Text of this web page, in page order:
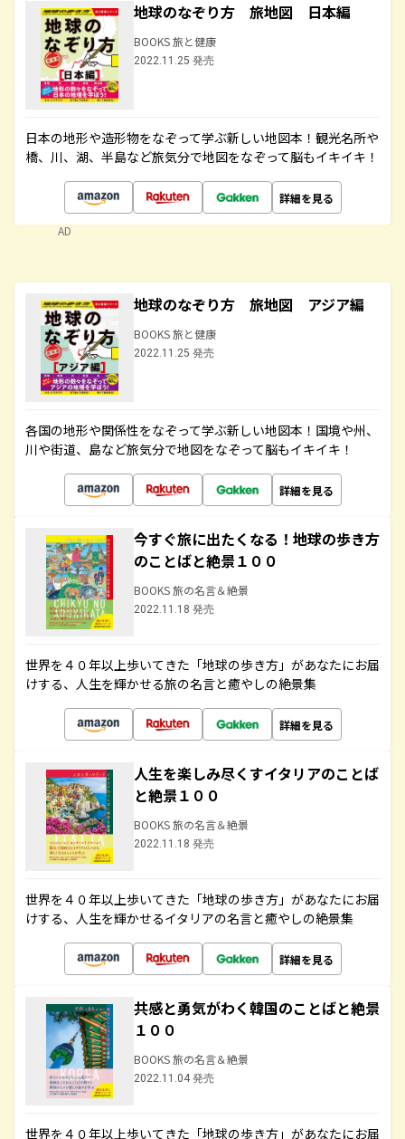
地球のなぞり方 旅地図 日本編
BOOKS 旅と健康
2022.11.25 発売
日本の地形や造形物をなぞって学ぶ新しい地図本！観光名所や
橋、川、湖、半島など旅気分で地図をなぞって脳もイキイキ！
詳細を見る
AD
地球のなぞり方 旅地図 アジア編
BOOKS 旅と健康
2022.11.25 発売
各国の地形や関係性をなぞって学ぶ新しい地図本！国境や州、
川や街道、島など旅気分で地図をなぞって脳もイキイキ！
詳細を見る
今すぐ旅に出たくなる！地球の歩き方
のことばと絶景１００
BOOKS 旅の名言＆絶景
2022.11.18 発売
世界を４０年以上歩いてきた「地球の歩き方」があなたにお届
けする、人生を輝かせる旅の名言と癒やしの絶景集
詳細を見る
人生を楽しみ尽くすイタリアのことば
と絶景１００
BOOKS 旅の名言＆絶景
2022.11.18 発売
世界を４０年以上歩いてきた「地球の歩き方」があなたにお届
けする、人生を輝かせるイタリアの名言と癒やしの絶景集
詳細を見る
共感と勇気がわく韓国のことばと絶景
１００
BOOKS 旅の名言＆絶景
2022.11.04 発売
世界を４０年以上歩いてきた「地球の歩き方」があなたにお届